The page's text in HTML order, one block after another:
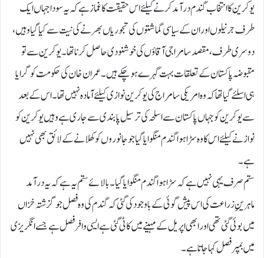
یوکرین کا انتخاب گندم درآمد کرنے کیلئے اس حقیقت کا غماز ہے کہ یہ سودا جہاں ایک
طرف جرنیلوں اور ان کے سیاسی گماشتوں کی تجوریاں بھرنے کی نیت سے کیا گیا وہیں،
دوسری طرف، مقصد سامراجی آقاؤں کی خوشنودی حاصل کرنا تھا۔ یوکرین سے تو
مقبوضہ پاکستان کے تعلقات بہت گہرے ہوچکے ہیں۔ عمران خان کی حکومت کو گرایا
ہی اسلئے گیا تھا کہ وہ امریکی سامراج کی یوکرین نوازی کیلئے آمادہ نہیں تھا۔ اس کے بعد
سے یوکرین کو جہاں پاکستان سے اسلحہ کی ترسیل پابندی سے جاری ہے وہیں یوکرین کو
نوازنے کیلئے اس کا وہ سڑا ہوا گندم منگوایا گیا جو جانوروں کو کھلانے کے لائق بھی نہیں
ہے۔
ستم صرف یہی نہیں ہے کہ سڑا ہوا گندم منگوایا گیا۔ بالائے ستم یہ ہے کہ یہ درآمد
ماہرینِ زراعت کی اس پیش گوئی کے باوجود کی گئی کہ گندم کی وہ فصل جو گزشتہ خزاں
میں بوئی گئی تھی اور ابھی اپریل کے مہینے میں کاٹی گئی ہے ایسی وافر فصل ہے جسے انگریزی
میں بمپر فصل کہا جاتا ہے۔